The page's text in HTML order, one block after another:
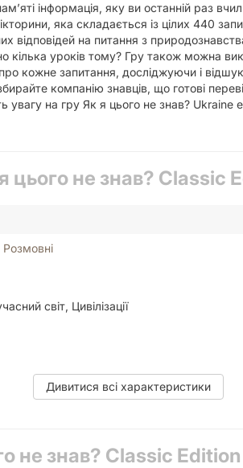
інформація, яку ви останній раз
яка складається із цілих 440
відповідей на питання з
уроків тому? Гру також можна
кожне запитання, досліджуючи і
компанію знавців, що готові
на гру Як я цього не знав? Ukraine
цього не знав? Classic
Розмовні
світ, Цивілізації
Дивитися всі характеристики
не знав? Classic Edition